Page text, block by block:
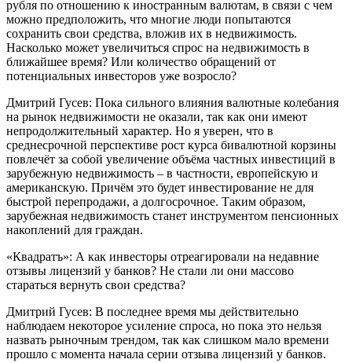
рубля по отношению к иностранным валютам, в связи с чем
можно предположить, что многие люди попытаются
сохранить свои средства, вложив их в недвижимость.
Насколько может увеличиться спрос на недвижимость в
ближайшее время? Или количество обращений от
потенциальных инвесторов уже возросло?
Дмитрий Гусев: Пока сильного влияния валютные колебания
на рынок недвижимости не оказали, так как они имеют
непродолжительный характер. Но я уверен, что в
среднесрочной перспективе рост курса бивалютной корзины
повлечёт за собой увеличение объёма частных инвестиций в
зарубежную недвижимость – в частности, европейскую и
американскую. Причём это будет инвестирование не для
быстрой перепродажи, а долгосрочное. Таким образом,
зарубежная недвижимость станет инструментом пенсионных
накоплений для граждан.
«Квадратъ»: А как инвесторы отреагировали на недавние
отзывы лицензий у банков? Не стали ли они массово
стараться вернуть свои средства?
Дмитрий Гусев: В последнее время мы действительно
наблюдаем некоторое усиление спроса, но пока это нельзя
назвать рыночным трендом, так как слишком мало времени
прошло с момента начала серии отзыва лицензий у банков.